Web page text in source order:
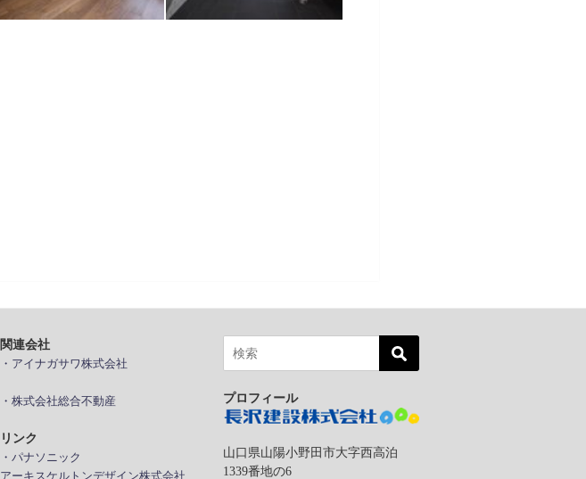
関連会社
・アイナガサワ株式会社
・株式会社総合不動産
リンク
・パナソニック
アーキスケルトンデザイン株式会社
プロフィール
山口県山陽小野田市大字西高泊
1339番地の6